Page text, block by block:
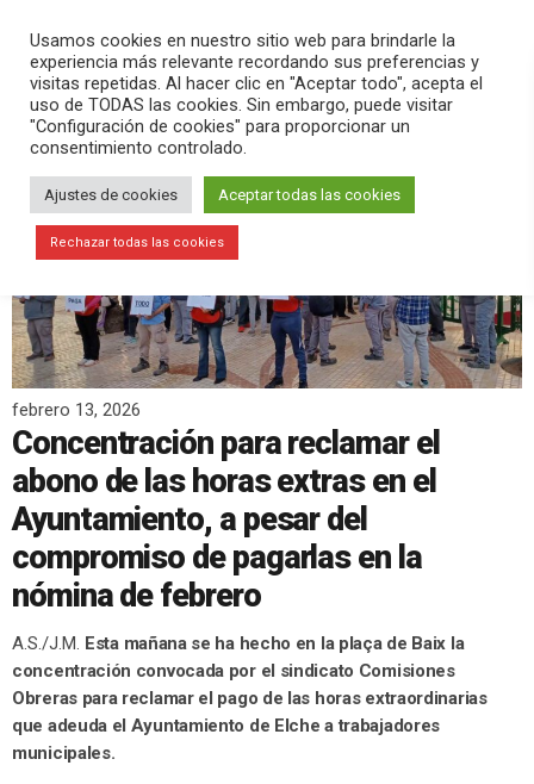
search menu pause PLAY
febrero 13, 2026
Concentración para reclamar el
abono de las horas extras en el
Ayuntamiento, a pesar del
compromiso de pagarlas en la
nómina de febrero
A.S./J.M. Esta mañana se ha hecho en la plaça de Baix la
concentración convocada por el sindicato Comisiones
Obreras para reclamar el pago de las horas extraordinarias
que adeuda el Ayuntamiento de Elche a trabajadores
municipales.
Usamos cookies en nuestro sitio web para brindarle la
experiencia más relevante recordando sus preferencias y
visitas repetidas. Al hacer clic en "Aceptar todo", acepta el
uso de TODAS las cookies. Sin embargo, puede visitar
"Configuración de cookies" para proporcionar un
consentimiento controlado.
Ajustes de cookies Aceptar todas las cookies
Rechazar todas las cookies